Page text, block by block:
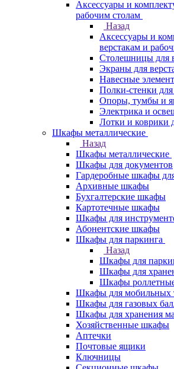
Аксессуары и
рабочим столам
Назад
Аксессуары и
верстакам и
Столешницы для
Экраны для
Навесные
Полки-стенки для
Опоры, тумбы и
Электрика и
Лотки и коврики
Шкафы металлические
Назад
Шкафы металлические
Шкафы для документов
Гардеробные шкафы
Архивные шкафы
Бухгалтерские шкафы
Картотечные шкафы
Шкафы для
Абонентские шкафы
Шкафы для паркинга
Назад
Шкафы для
Шкафы для
Шкафы
Шкафы для мобильных
Шкафы для газовых
Шкафы для хранения
Хозяйственные шкафы
Аптечки
Почтовые ящики
Ключницы